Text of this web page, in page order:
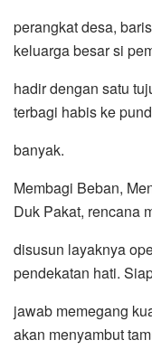
perangkat desa,
keluarga besar si
hadir dengan satu
terbagi habis ke
banyak.
Membagi Beban,
Duk Pakat, rencana
disusun layaknya
pendekatan hati.
jawab memegang
akan menyambut